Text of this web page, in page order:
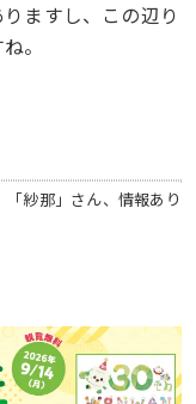
ますし、この辺り
。
紗那」さん、情報あり